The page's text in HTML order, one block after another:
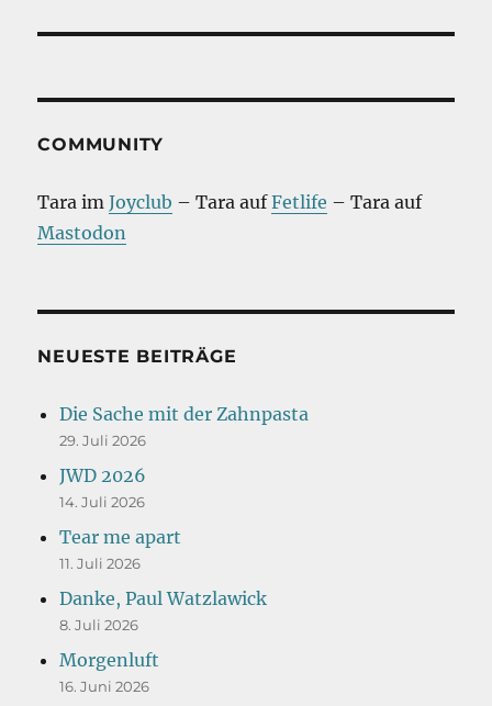
COMMUNITY
Tara imJoyclub – Tara aufFetlife – Tara auf
Mastodon
NEUESTE BEITRÄGE
Die Sache mit der Zahnpasta
29. Juli 2026
JWD 2026
14. Juli 2026
Tear me apart
11. Juli 2026
Danke, Paul Watzlawick
8. Juli 2026
Morgenluft
16. Juni 2026